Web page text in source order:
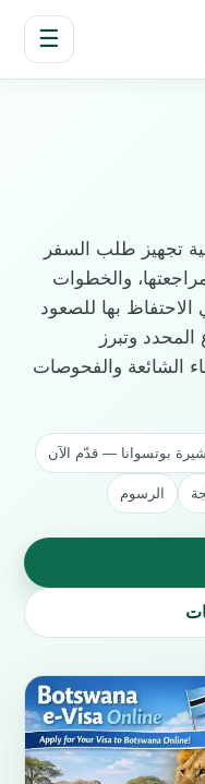
☰
تجهيز طلب السفر
والخطوات
الاحتفاظ بها للصعود
وتبرز
الشائعة والفحوصات
بوتسوانا — قدّم الآن
الرسوم